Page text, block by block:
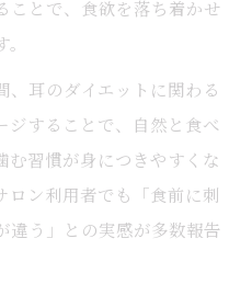
康を同時に手に入れる
女性に人気の理由とは
組み合わせるコツ
で楽しむトータルケア
ことで、食欲を落ち着かせ
、耳のダイエットに関わる
ジすることで、自然と食べ
む習慣が身につきやすくな
ロン利用者でも「食前に刺
違う」との実感が多数報告